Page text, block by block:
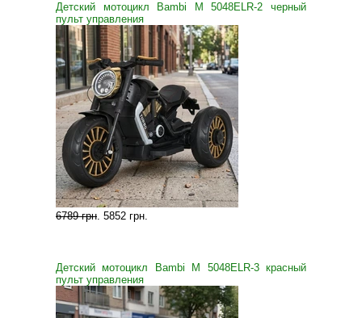
Детский мотоцикл Bambi M 5048ELR-2 черный
пульт управления
6789 грн. 5852 грн.
Детский мотоцикл Bambi M 5048ELR-3 красный
пульт управления